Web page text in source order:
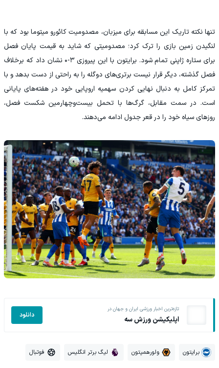
تنها نکته تاریک این مسابقه برای میزبان، مصدومیت کائورو میتوما بود که با
لنگیدن زمین بازی را ترک کرد؛ مصدومیتی که شاید به قیمت پایان فصل
برای ستاره ژاپنی تمام شود. برایتون با این پیروزی ۳-۰ نشان داد که برخلاف
فصل گذشته، دیگر قرار نیست برتری‌های دوگله را به راحتی از دست بدهد و با
تمرکز کامل به دنبال نهایی کردن سهمیه اروپایی خود در هفته‌های پایانی
است. در سمت مقابل، گرگ‌ها با تحمل بیست‌وچهارمین شکست فصل،
روزهای سیاه خود را در قعر جدول ادامه می‌دهند.
تازه‌ترین اخبار ورزشی ایران و جهان در
اپلیکیشن ورزش سه دانلود
برایتون ولورهمپتون لیگ برتر انگلیس فوتبال